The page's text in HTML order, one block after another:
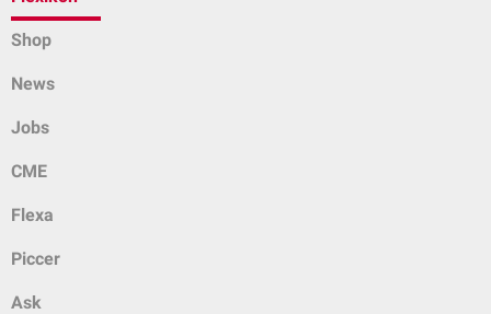
Shop
News
Jobs
CME
Flexa
Piccer
Ask